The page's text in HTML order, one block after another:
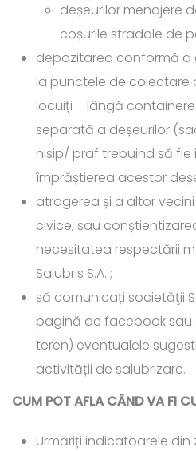
deșeurilor menajere
coșurile stradale de
depozitarea conformă a
la punctele de colectare
locuiți – lângă
separată a deșeurilor
nisip/ praf trebuind să fie
împrăștierea acestor
atragerea și a altor
civice, sau
necesitatea respectării
Salubris S.A. ;
să comunicați societăţii
pagină de facebook
teren) eventualele
activității de salubrizare.
CUM POT AFLA CÂND VA FI
Urmăriți indicatoarele